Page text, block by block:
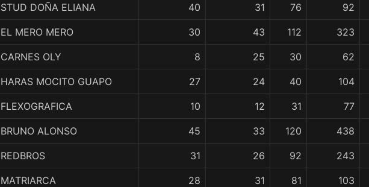
STUD DOÑA ELIANA 40 31 76 92
EL MERO MERO 30 43 112 323
CARNES OLY 8 25 30 62
HARAS MOCITO GUAPO 27 24 40 104
FLEXOGRAFICA 10 12 31 77
BRUNO ALONSO 45 33 120 438
REDBROS 31 26 92 243
MATRIARCA 28 31 81 103